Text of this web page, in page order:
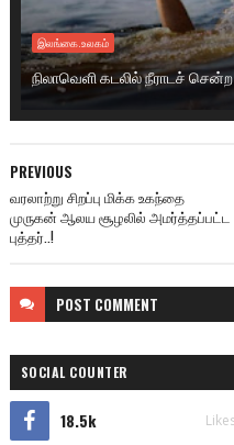
இலங்கை.உலகம்
நிலாவெளி கடலில் நீராடச்
PREVIOUS
வரலாற்று சிறப்பு மிக்க உகந்தை
முருகன் ஆலய சூழலில் அமர்த்தப்பட்ட
புத்தர்..!
POST COMMENT
SOCIAL COUNTER
18.5k